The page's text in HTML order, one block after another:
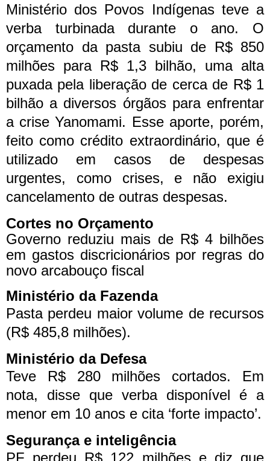
Ministério dos Povos Indígenas teve a
verba turbinada durante o ano. O
orçamento da pasta subiu de R$ 850
milhões para R$ 1,3 bilhão, uma alta
puxada pela liberação de cerca de R$ 1
bilhão a diversos órgãos para enfrentar
a crise Yanomami. Esse aporte, porém,
feito como crédito extraordinário, que é
utilizado em casos de despesas
urgentes, como crises, e não exigiu
cancelamento de outras despesas.
Cortes no Orçamento
Governo reduziu mais de R$ 4 bilhões
em gastos discricionários por regras do
novo arcabouço fiscal
Ministério da Fazenda
Pasta perdeu maior volume de recursos
(R$ 485,8 milhões).
Ministério da Defesa
Teve R$ 280 milhões cortados. Em
nota, disse que verba disponível é a
menor em 10 anos e cita ‘forte impacto’.
Segurança e inteligência
PF perdeu R$ 122 milhões e diz que